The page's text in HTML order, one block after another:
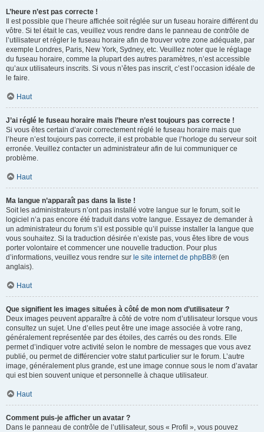
L’heure n’est pas correcte !
Il est possible que l’heure affichée soit réglée sur un fuseau horaire différent du
vôtre. Si tel était le cas, veuillez vous rendre dans le panneau de contrôle de
l’utilisateur et régler le fuseau horaire afin de trouver votre zone adéquate, par
exemple Londres, Paris, New York, Sydney, etc. Veuillez noter que le réglage
du fuseau horaire, comme la plupart des autres paramètres, n’est accessible
qu’aux utilisateurs inscrits. Si vous n’êtes pas inscrit, c’est l’occasion idéale de
le faire.
Haut
J’ai réglé le fuseau horaire mais l’heure n’est toujours pas correcte !
Si vous êtes certain d’avoir correctement réglé le fuseau horaire mais que
l’heure n’est toujours pas correcte, il est probable que l’horloge du serveur soit
erronée. Veuillez contacter un administrateur afin de lui communiquer ce
problème.
Haut
Ma langue n’apparaît pas dans la liste !
Soit les administrateurs n’ont pas installé votre langue sur le forum, soit le
logiciel n’a pas encore été traduit dans votre langue. Essayez de demander à
un administrateur du forum s’il est possible qu’il puisse installer la langue que
vous souhaitez. Si la traduction désirée n’existe pas, vous êtes libre de vous
porter volontaire et commencer une nouvelle traduction. Pour plus
d’informations, veuillez vous rendre sur le site internet de phpBB® (en
anglais).
Haut
Que signifient les images situées à côté de mon nom d’utilisateur ?
Deux images peuvent apparaître à côté de votre nom d’utilisateur lorsque vous
consultez un sujet. Une d’elles peut être une image associée à votre rang,
généralement représentée par des étoiles, des carrés ou des ronds. Elle
permet d’indiquer votre activité selon le nombre de messages que vous avez
publié, ou permet de différencier votre statut particulier sur le forum. L’autre
image, généralement plus grande, est une image connue sous le nom d’avatar
qui est bien souvent unique et personnelle à chaque utilisateur.
Haut
Comment puis-je afficher un avatar ?
Dans le panneau de contrôle de l’utilisateur, sous « Profil », vous pouvez